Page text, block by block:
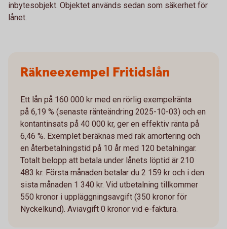
inbytesobjekt. Objektet används sedan som säkerhet för
lånet.
Räkneexempel Fritidslån
Ett lån på 160 000 kr med en rörlig exempelränta
på 6,19 % (senaste ränteändring 2025-10-03) och en
kontantinsats på 40 000 kr, ger en effektiv ränta på
6,46 %. Exemplet beräknas med rak amortering och
en återbetalningstid på 10 år med 120 betalningar.
Totalt belopp att betala under lånets löptid är 210
483 kr. Första månaden betalar du 2 159 kr och i den
sista månaden 1 340 kr. Vid utbetalning tillkommer
550 kronor i uppläggningsavgift (350 kronor för
Nyckelkund). Aviavgift 0 kronor vid e-faktura.